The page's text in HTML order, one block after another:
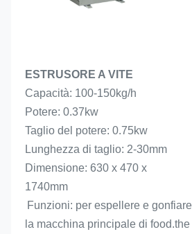
ESTRUSORE A VITE
Capacità: 100-150kg/h
Potere: 0.37kw
Taglio del potere: 0.75kw
Lunghezza di taglio: 2-30mm
Dimensione: 630 x 470 x
1740mm
Funzioni: per espellere e gonfiare
la macchina principale di food.the